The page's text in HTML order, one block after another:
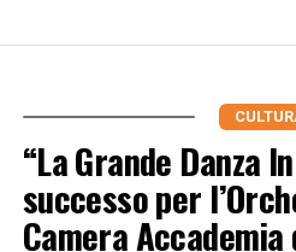
“La Grande Danza
successo per
Camera